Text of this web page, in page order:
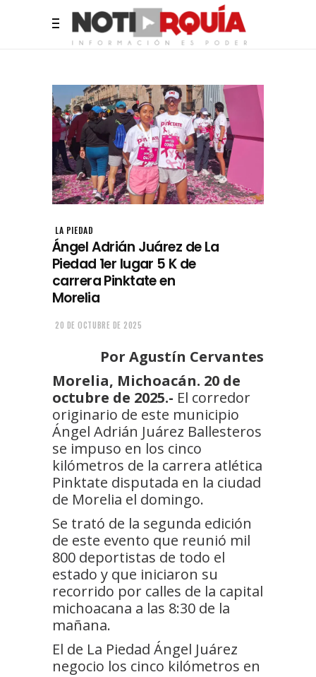
LA PIEDAD
Ángel Adrián Juárez de La
Piedad 1er lugar 5 K de
carrera Pinktate en
Morelia
20 DE OCTUBRE DE 2025
Por Agustín Cervantes
Morelia, Michoacán. 20 de
octubre de 2025.- El corredor
originario de este municipio
Ángel Adrián Juárez Ballesteros
se impuso en los cinco
kilómetros de la carrera atlética
Pinktate disputada en la ciudad
de Morelia el domingo.
Se trató de la segunda edición
de este evento que reunió mil
800 deportistas de todo el
estado y que iniciaron su
recorrido por calles de la capital
michoacana a las 8:30 de la
mañana.
El de La Piedad Ángel Juárez
negocio los cinco kilómetros en